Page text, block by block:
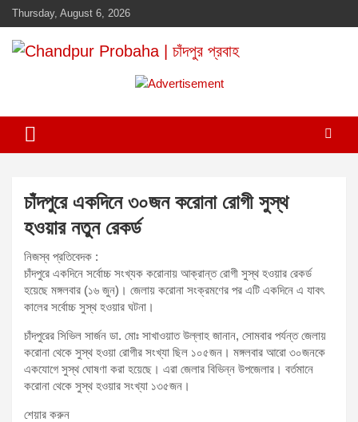
Skip
to
content
Thursday, August 6, 2026
Chandpur Probaha | চাঁদপুর প্রবাহ
v
e
i
s
e
m
e
n
t
:
চাঁদপুরে একদিনে ৩০জন করোনা রোগী সুস্থ
হওয়ার নতুন রেকর্ড
নিজস্ব প্রতিবেদক :
চাঁদপুরে একদিনে সর্বোচ্চ সংখ্যক করোনায় আক্রান্ত রোগী সুস্থ হওয়ার রেকর্ড
হয়েছে মঙ্গলবার (১৬ জুন)। জেলায় করোনা সংক্রমণের পর এটি একদিনে এ যাবৎ
কালের সর্বোচ্চ সুস্থ হওয়ার ঘটনা।
চাঁদপুরের সিভিল সার্জন ডা. মোঃ সাখাওয়াত উল্লাহ জানান, সোমবার পর্যন্ত জেলায়
করোনা থেকে সুস্থ হওয়া রোগীর সংখ্যা ছিল ১০৫জন। মঙ্গলবার আরো ৩০জনকে
একযোগে সুস্থ ঘোষণা করা হয়েছে। এরা জেলার বিভিন্ন উপজেলার। বর্তমানে
করোনা থেকে সুস্থ হওয়ার সংখ্যা ১৩৫জন।
শেয়ার করুন